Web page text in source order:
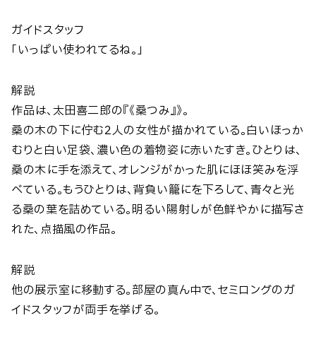
ガイドスタッフ
「いっぱい使われてるね。」
解説
作品は、太田喜二郎の『《桑つみ』》。
桑の木の下に佇む2人の女性が描かれている。白いほっか
むりと白い足袋、濃い色の着物姿に赤いたすき。ひとりは、
桑の木に手を添えて、オレンジがかった肌にほほ笑みを浮
べている。もうひとりは、背負い籠にを下ろして、青々と光
る桑の葉を詰めている。明るい陽射しが色鮮やかに描写さ
れた、点描風の作品。
解説
他の展示室に移動する。部屋の真ん中で、セミロングのガ
イドスタッフが両手を挙げる。